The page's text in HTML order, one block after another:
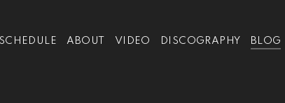
SCHEDULE ABOUT VIDEO DISCOGRAPHY BLOG